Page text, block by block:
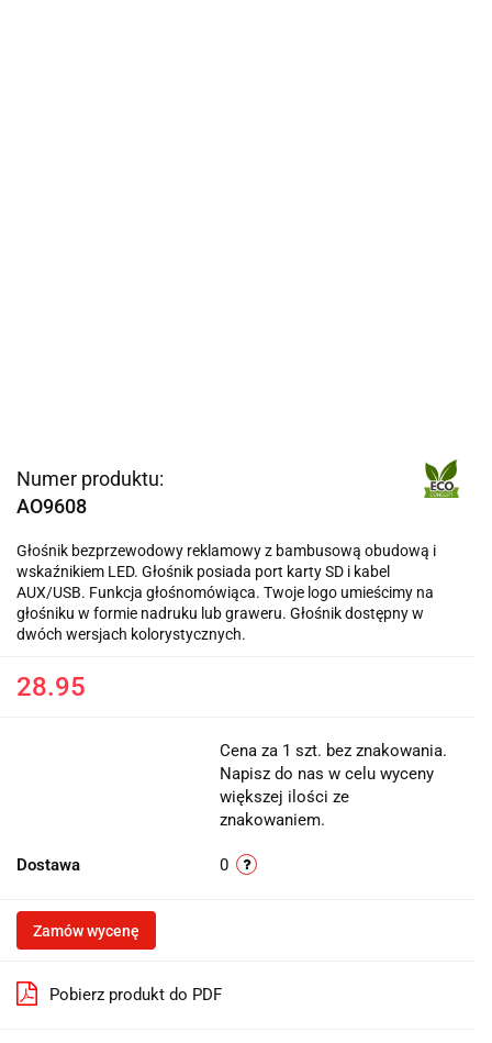
Numer produktu:
AO9608
Głośnik bezprzewodowy reklamowy z bambusową obudową i
wskaźnikiem LED. Głośnik posiada port karty SD i kabel
AUX/USB. Funkcja głośnomówiąca. Twoje logo umieścimy na
głośniku w formie nadruku lub graweru. Głośnik dostępny w
dwóch wersjach kolorystycznych.
28.95
Cena za 1 szt. bez znakowania.
Napisz do nas w celu wyceny
większej ilości ze
znakowaniem.
Dostawa 0
Zamów wycenę
Pobierz produkt do PDF